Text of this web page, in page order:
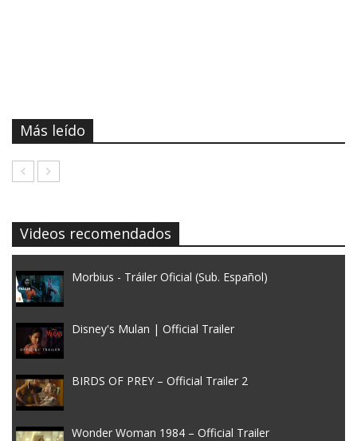
Más leído
Videos recomendados
Morbius - Tráiler Oficial (Sub. Español)
Disney's Mulan | Official Trailer
BIRDS OF PREY – Official Trailer 2
Wonder Woman 1984 – Official Trailer